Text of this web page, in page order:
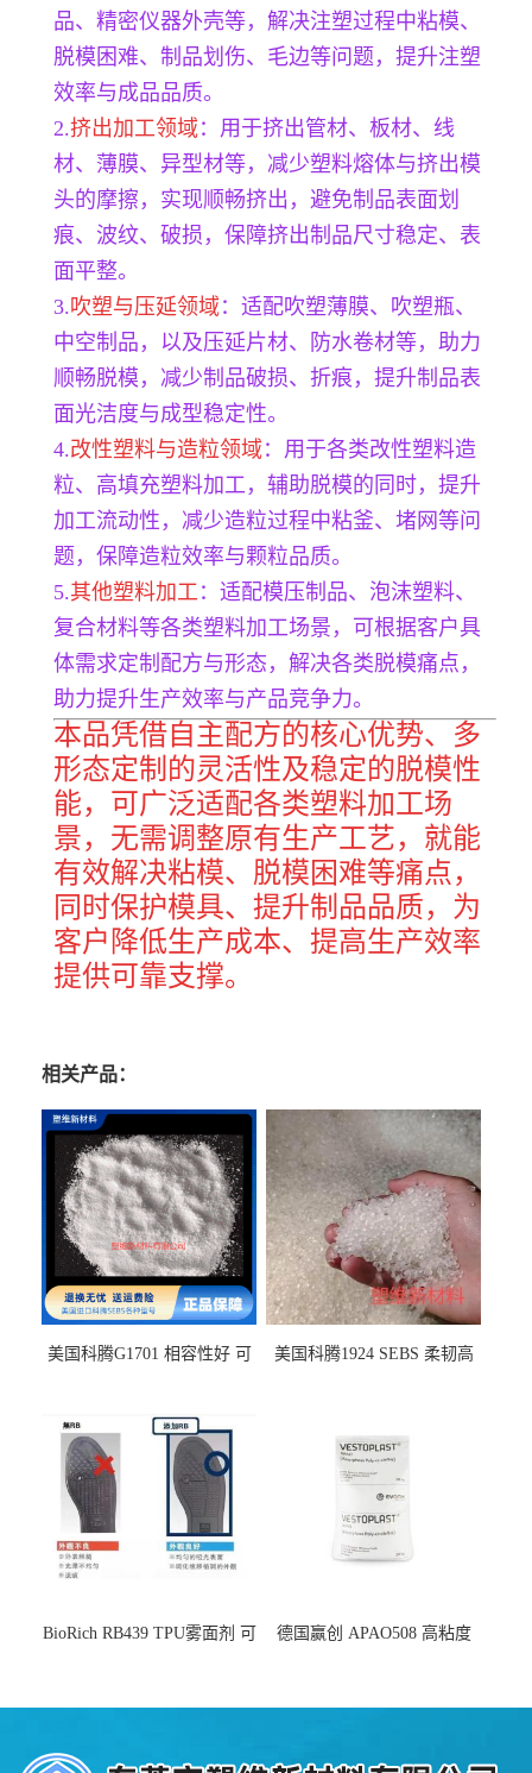
品、精密仪器外壳等，解决注塑过程中粘模、
脱模困难、制品划伤、毛边等问题，提升注塑
效率与成品品质。
2.挤出加工领域 ：用于挤出管材、板材、线
材、薄膜、异型材等，减少塑料熔体与挤出模
头的摩擦，实现顺畅挤出，避免制品表面划
痕、波纹、破损，保障挤出制品尺寸稳定、表
面平整。
3.吹塑与压延领域 ：适配吹塑薄膜、吹塑瓶、
中空制品，以及压延片材、防水卷材等，助力
顺畅脱模，减少制品破损、折痕，提升制品表
面光洁度与成型稳定性。
4.改性塑料与造粒领域 ：用于各类改性塑料造
粒、高填充塑料加工，辅助脱模的同时，提升
加工流动性，减少造粒过程中粘釜、堵网等问
题，保障造粒效率与颗粒品质。
5.其他塑料加工 ：适配模压制品、泡沫塑料、
复合材料等各类塑料加工场景，可根据客户具
体需求定制配方与形态，解决各类脱模痛点，
助力提升生产效率与产品竞争力。
本品凭借自主配方的核心优势、多
形态定制的灵活性及稳定的脱模性
能，可广泛适配各类塑料加工场
景，无需调整原有生产工艺，就能
有效解决粘模、脱模困难等痛点，
同时保护模具、提升制品品质，为
客户降低生产成本、提高生产效率
提供可靠支撑。
相关产品：
美国科腾G1701 相容性好 可
美国科腾1924 SEBS 柔韧高
BioRich RB439 TPU雾面剂 可
德国赢创 APAO508 高粘度